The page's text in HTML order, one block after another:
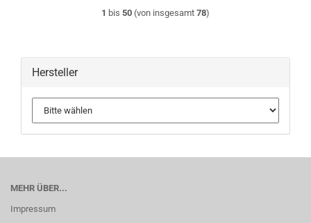
1 bis 50 (von insgesamt 78)
Hersteller
MEHR ÜBER...
Impressum